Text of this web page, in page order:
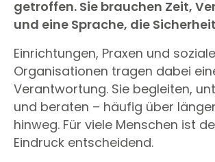
getroffen. Sie brauchen Zeit,
und eine Sprache, die
Einrichtungen, Praxen und soziale
Organisationen tragen dabei
Verantwortung. Sie begleiten,
und beraten – häufig über
hinweg. Für viele Menschen ist
Eindruck entscheidend.